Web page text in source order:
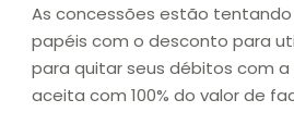
As concessões estão
papéis com o desconto para
para quitar seus débitos com a
aceita com 100% do valor de